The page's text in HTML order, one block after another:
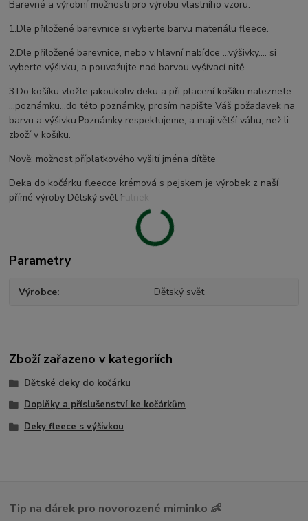
Barevné a výrobní možnosti pro výrobu vlastního vzoru:
1.Dle přiložené barevnice si vyberte barvu materiálu fleece.
2.Dle přiložené barevnice, nebo v hlavní nabídce ...výšivky.... si
vyberte výšivku, a pouvažujte nad barvou vyšívací nitě.
3.Do košíku vložte jakoukoliv deku a při placení košíku naleznete
...poznámku...do této poznámky, prosím napište Váš požadavek na
barvu a výšivku.Poznámky respektujeme, a mají větší váhu, než li
zboží v košíku.
Nově: možnost příplatkového vyšití jména dítěte
Deka do kočárku fleecce krémová s pejskem je výrobek z naší
přímé výroby Dětský svět Fulnek
Parametry
Výrobce Dětský svět
Zboží zařazeno v kategoriích
Dětské deky do kočárku
Doplňky a příslušenství ke kočárkům
Deky fleece s výšivkou
Tip na dárek pro novorozené miminko 👶